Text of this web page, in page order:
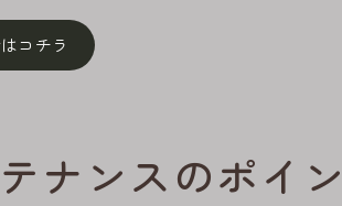
礎知識
リット
ナンス
コチラ
ナンスのポイ